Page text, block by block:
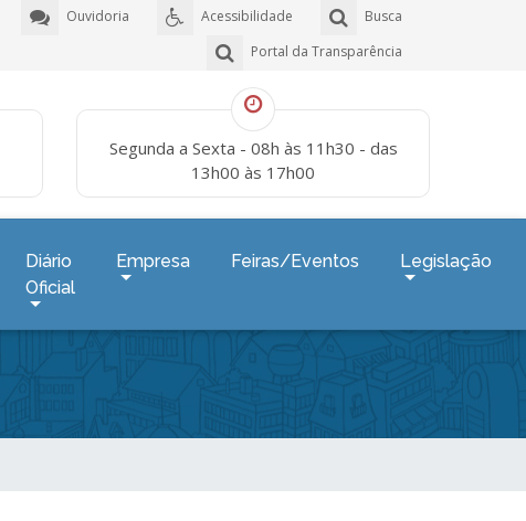
Busca
Acessibilidade
Ouvidoria
Portal da Transparência
Segunda a Sexta - 08h às 11h30 - das
13h00 às 17h00
Diário
Oficial
Empresa Feiras/Eventos Legislação